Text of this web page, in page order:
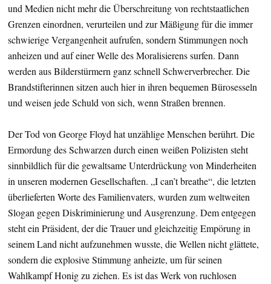
und Medien nicht mehr die Überschreitung von rechtstaatlichen
Grenzen einordnen, verurteilen und zur Mäßigung für die immer
schwierige Vergangenheit aufrufen, sondern Stimmungen noch
anheizen und auf einer Welle des Moralisierens surfen. Dann
werden aus Bilderstürmern ganz schnell Schwerverbrecher. Die
Brandstifterinnen sitzen auch hier in ihren bequemen Bürosesseln
und weisen jede Schuld von sich, wenn Straßen brennen.
Der Tod von George Floyd hat unzählige Menschen berührt. Die
Ermordung des Schwarzen durch einen weißen Polizisten steht
sinnbildlich für die gewaltsame Unterdrückung von Minderheiten
in unseren modernen Gesellschaften. „I can’t breathe“, die letzten
überlieferten Worte des Familienvaters, wurden zum weltweiten
Slogan gegen Diskriminierung und Ausgrenzung. Dem entgegen
steht ein Präsident, der die Trauer und gleichzeitig Empörung in
seinem Land nicht aufzunehmen wusste, die Wellen nicht glättete,
sondern die explosive Stimmung anheizte, um für seinen
Wahlkampf Honig zu ziehen. Es ist das Werk von ruchlosen